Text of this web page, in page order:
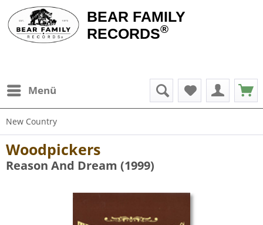
BEAR FAMILY
RECORDS®
Menü
New Country
Woodpickers
Reason And Dream (1999)